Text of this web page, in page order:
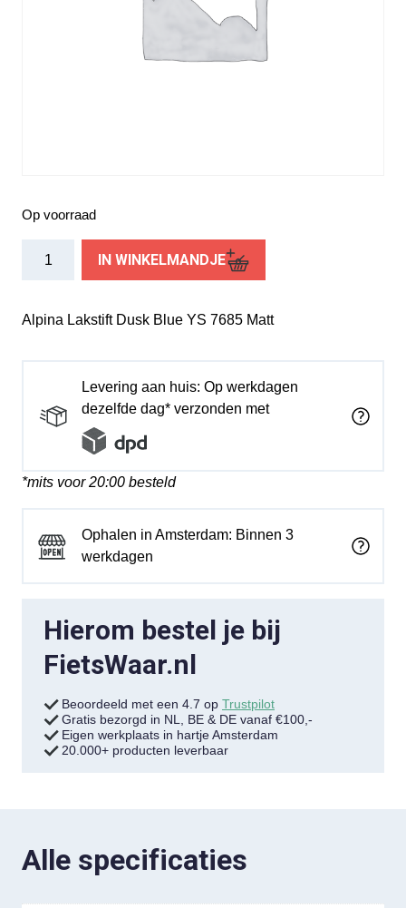
Op voorraad
Blue
IN WINKELMANDJE
Alpina Lakstift Dusk Blue YS 7685 Matt
Levering aan huis: Op werkdagen
dezelfde dag* verzonden met
*mits voor 20:00 besteld
Ophalen in Amsterdam: Binnen 3
werkdagen
Hierom bestel je bij
FietsWaar.nl
Beoordeeld met een 4.7 op Trustpilot
Gratis bezorgd in NL, BE & DE vanaf €100,-
Eigen werkplaats in hartje Amsterdam
20.000+ producten leverbaar
Alle specificaties